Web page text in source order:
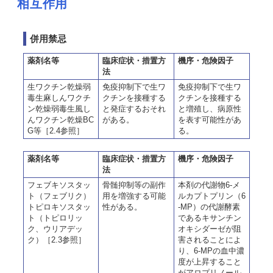
相互作用
併用禁忌
薬剤名等
臨床症状・措置方
法
機序・危険因子
生ワクチン乾燥弱
毒生麻しんワクチ
ン乾燥弱毒生風し
んワクチン乾燥BC
G等［2.4参照］
免疫抑制下で生ワ
クチンを接種する
と発症するおそれ
がある。
免疫抑制下で生ワ
クチンを接種する
と増殖し、病原性
を表す可能性があ
る。
薬剤名等
臨床症状・措置方
法
機序・危険因子
フェブキソスタッ
ト（フェブリク）
トピロキソスタッ
ト（トピロリッ
ク、ウリアデッ
ク）［2.3参照］
骨髄抑制等の副作
用を増強する可能
性がある。
本剤の代謝物6-メ
ルカプトプリン（6
-MP）の代謝酵素
であるキサンチン
オキシダーゼが阻
害されることによ
り、6-MPの血中濃
度が上昇すること